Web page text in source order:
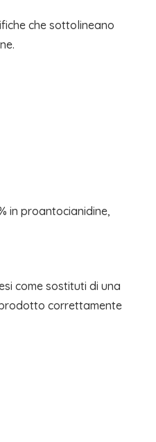
che sottolineano
in proantocianidine,
come sostituti di una
correttamente